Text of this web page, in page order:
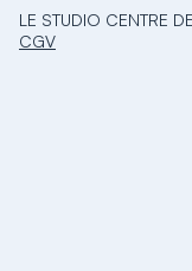
LE STUDIO CENTRE
CGV